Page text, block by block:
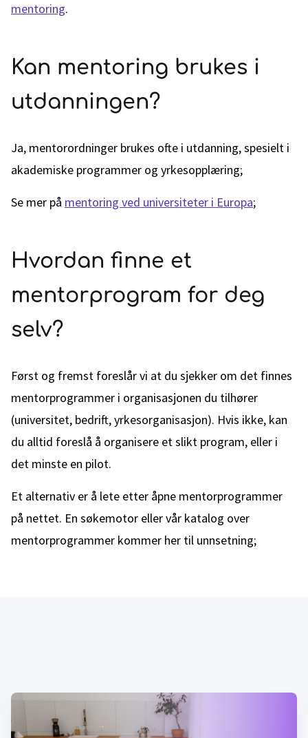
mentoring.
Kan mentoring brukes i
utdanningen?
Ja, mentorordninger brukes ofte i utdanning, spesielt i
akademiske programmer og yrkesopplæring;
Se mer på mentoring ved universiteter i Europa;
Hvordan finne et
mentorprogram for deg
selv?
Først og fremst foreslår vi at du sjekker om det finnes
mentorprogrammer i organisasjonen du tilhører
(universitet, bedrift, yrkesorganisasjon). Hvis ikke, kan
du alltid foreslå å organisere et slikt program, eller i
det minste en pilot.
Et alternativ er å lete etter åpne mentorprogrammer
på nettet. En søkemotor eller vår katalog over
mentorprogrammer kommer her til unnsetning;